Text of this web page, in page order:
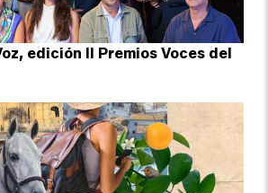
edición II Premios Voces del